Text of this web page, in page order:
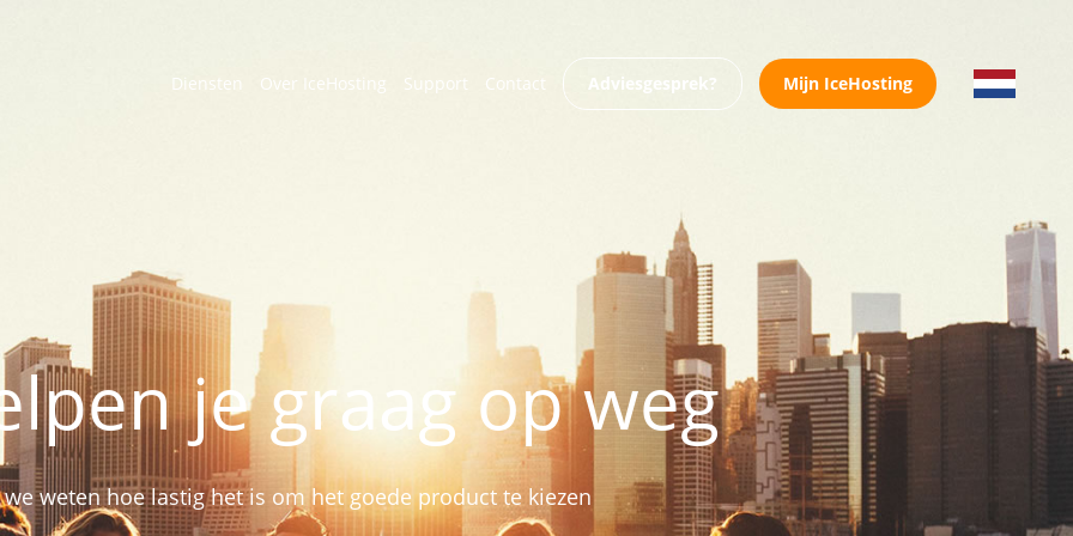
Diensten Over IceHosting Support Contact Adviesgesprek? Mijn IceHosting
je graag op weg
weten hoe lastig het is om het goede product te kiezen